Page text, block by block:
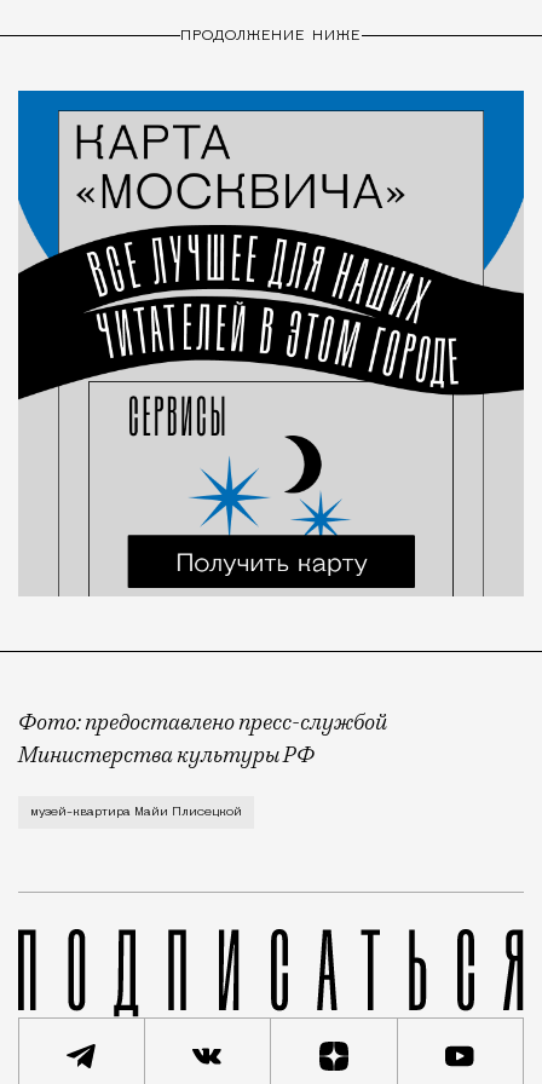
ПРОДОЛЖЕНИЕ НИЖЕ
Фото: предоставлено пресс-службой
Министерства культуры РФ
Квартиру №31 в доме 25/9 на Тверской улице
музей-квартира Майи Плисецкой